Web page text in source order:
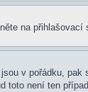
na
v pořádku,
toto není ten